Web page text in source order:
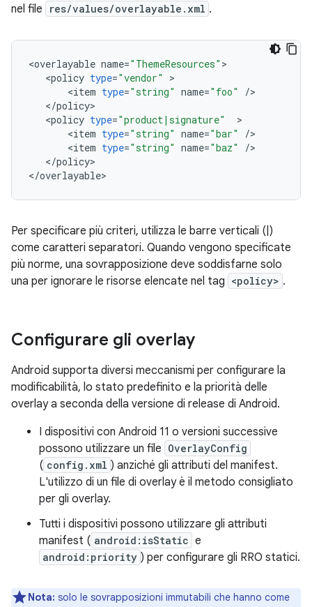
nel file res/values/overlayable.xml .
<overlayable name="ThemeResources"
<policy type="vendor"
<item type="string" name="foo" /
</policy
<policy type="product|signature"
<item type="string" name="bar" /
<item type="string" name="baz" /
</policy>
</overlayable
Per specificare più criteri, utilizza le barre verticali (|)
come caratteri separatori. Quando vengono specificate
più norme, una sovrapposizione deve soddisfarne solo
una per ignorare le risorse elencate nel tag <policy> .
Configurare gli overlay
Android supporta diversi meccanismi per configurare la
modificabilità, lo stato predefinito e la priorità delle
overlay a seconda della versione di release di Android.
I dispositivi con Android 11 o versioni successive
possono utilizzare un file OverlayConfig
( config.xml ) anziché gli attributi del manifest.
L'utilizzo di un file di overlay è il metodo consigliato
per gli overlay.
Tutti i dispositivi possono utilizzare gli attributi
manifest ( android:isStatic e
android:priority ) per configurare gli RRO statici.
Nota: solo le sovrapposizioni immutabili che hanno come